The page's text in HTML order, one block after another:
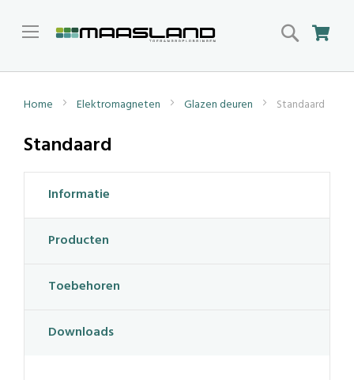
Search
Home Elektromagneten Glazen deuren Standaard
Standaard
Informatie
Producten
Toebehoren
Downloads